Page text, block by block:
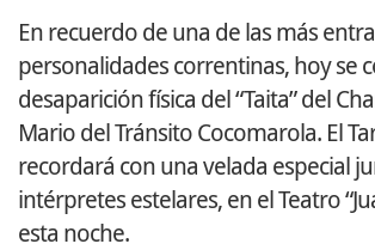
En recuerdo de una de las más
personalidades correntinas, hoy se
desaparición física del “Taita” del
Mario del Tránsito Cocomarola. El
recordará con una velada especial
intérpretes estelares, en el Teatro
esta noche.